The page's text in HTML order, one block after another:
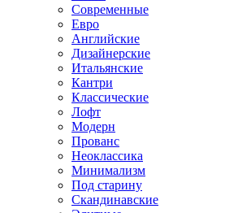
Современные
Евро
Английские
Дизайнерские
Итальянские
Кантри
Классические
Лофт
Модерн
Прованс
Неоклассика
Минимализм
Под старину
Скандинавские